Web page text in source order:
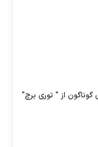
از " توری برچ"